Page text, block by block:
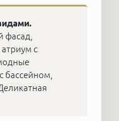
фасад,
с
бассейном,